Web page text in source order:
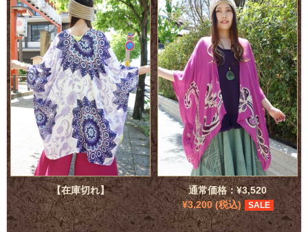
【在庫切れ】
通常価格：¥3,520
¥3,200 (税込)
SALE